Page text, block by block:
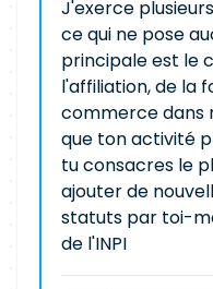
J'exerce
ce qui ne pose
principale est le
l'affiliation, de la
commerce dans
que ton activité
tu consacres le
ajouter de
statuts par toi-
de l'INPI